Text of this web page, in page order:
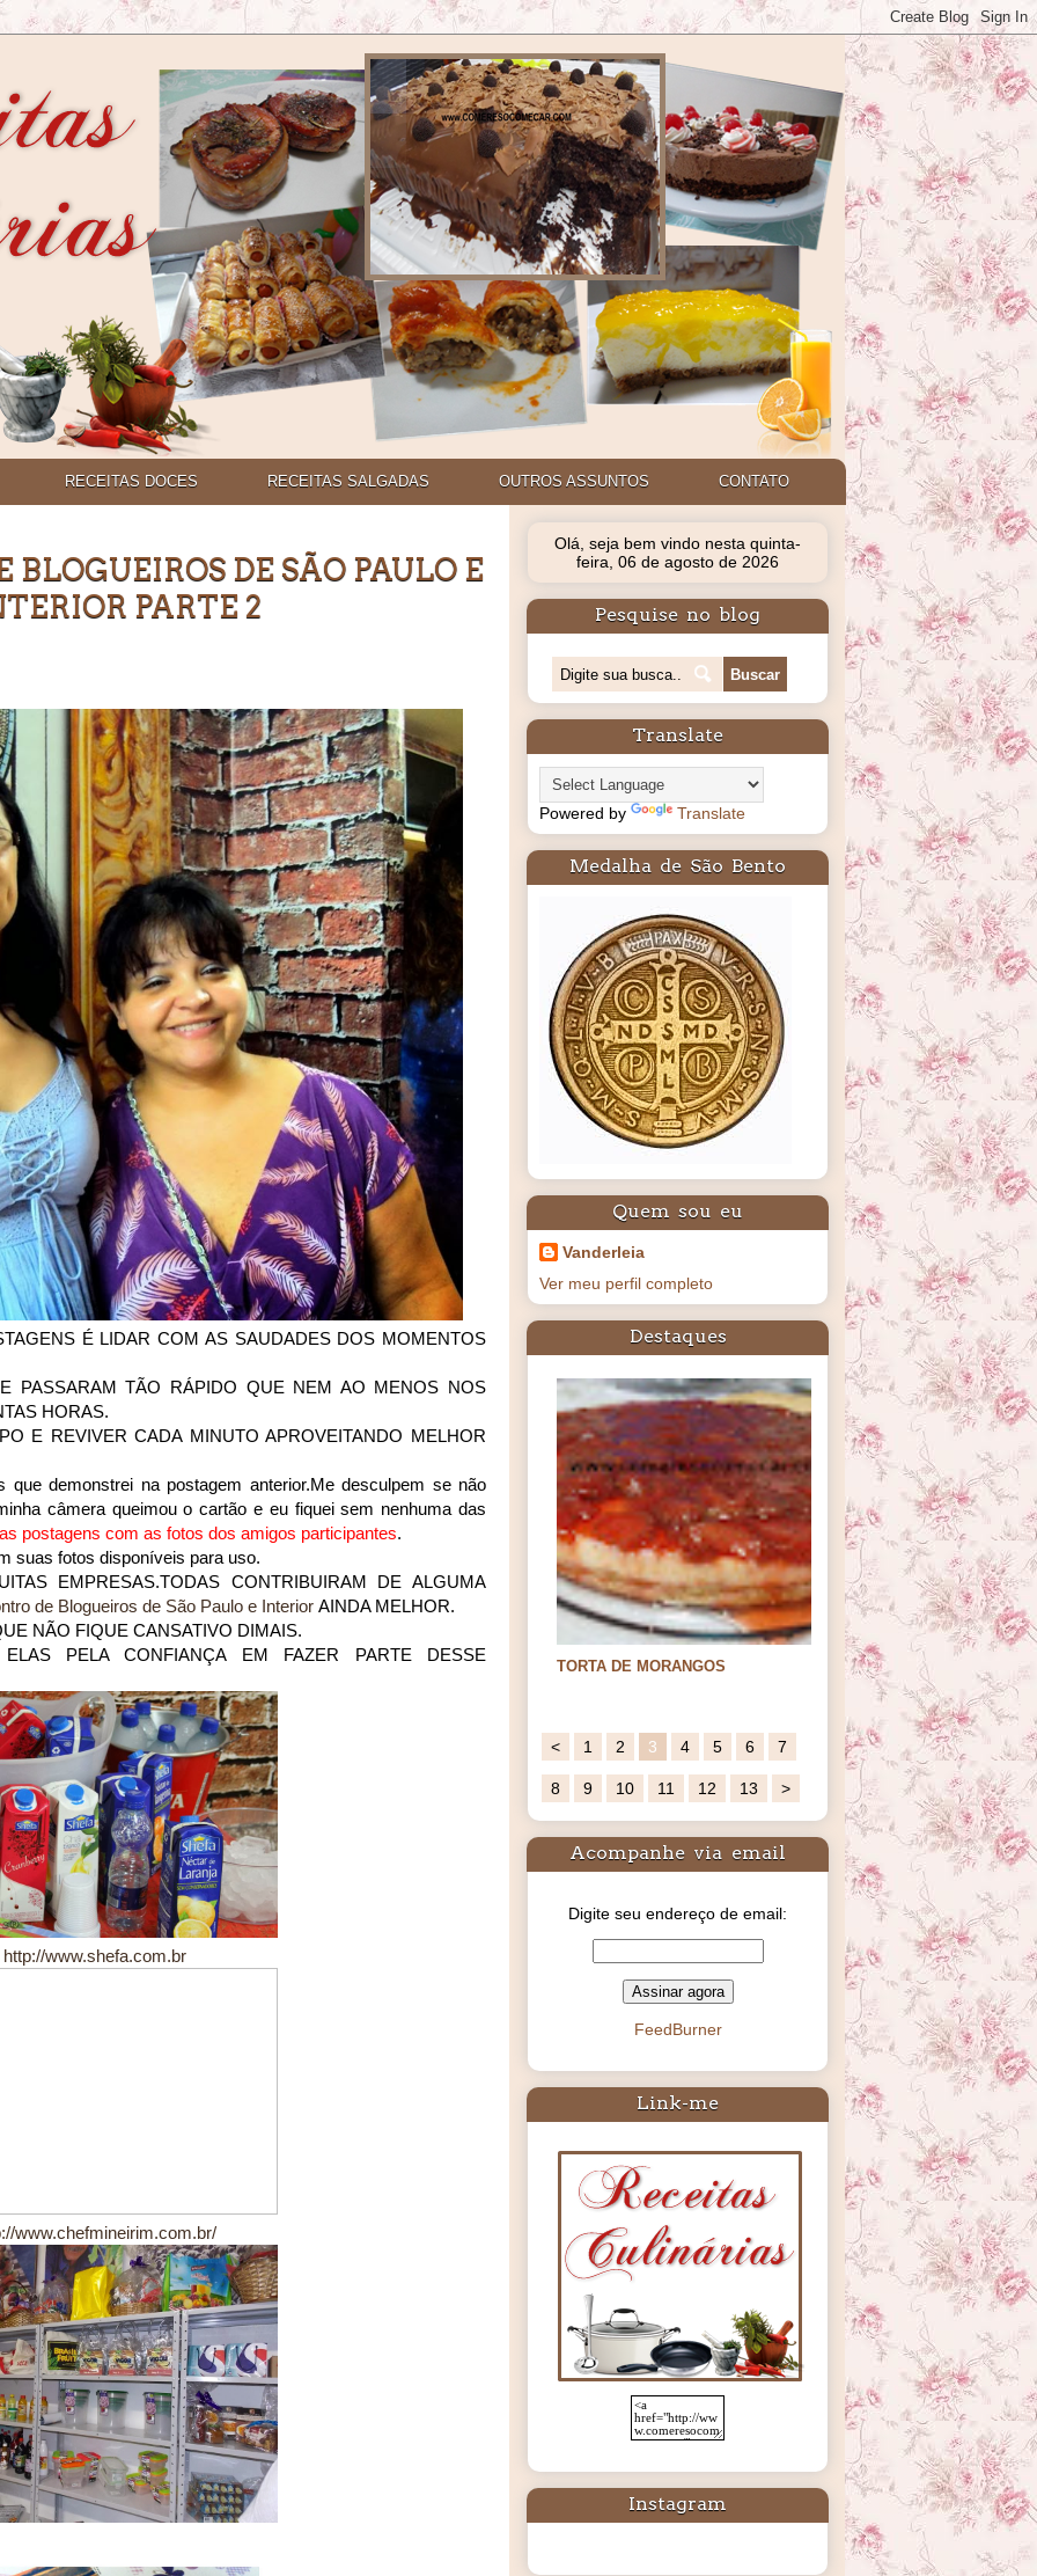
RECEITAS DOCES RECEITAS SALGADAS OUTROS ASSUNTOS CONTATO
BLOGUEIROS DE SÃO PAULO E
PARTE 2
É LIDAR COM AS SAUDADES DOS MOMENTOS
PASSARAM TÃO RÁPIDO QUE NEM AO MENOS NOS
HORAS.
E REVIVER CADA MINUTO APROVEITANDO MELHOR
demonstrei na postagem anterior.Me desculpem se não
câmera queimou o cartão e eu fiquei sem nenhuma das
postagens com as fotos dos amigos participantes.
suas fotos disponíveis para uso.
EMPRESAS.TODAS CONTRIBUIRAM DE ALGUMA
de Blogueiros de São Paulo e Interior AINDA MELHOR.
NÃO FIQUE CANSATIVO DIMAIS.
PELA CONFIANÇA EM FAZER PARTE DESSE
http://www.shefa.com.br
www.chefmineirim.com.br/
Olá, seja bem vindo nesta quinta-
feira, 06 de agosto de 2026
Pesquise no blog
Translate
Powered by Translate
Medalha de São Bento
Quem sou eu
Vanderleia
Ver meu perfil completo
Destaques
TORTA DE MORANGOS
< 1 2 3 4 5 6 7
8 9 10 11 12 13 >
Acompanhe via email
Digite seu endereço de email:
FeedBurner
Link-me
Instagram